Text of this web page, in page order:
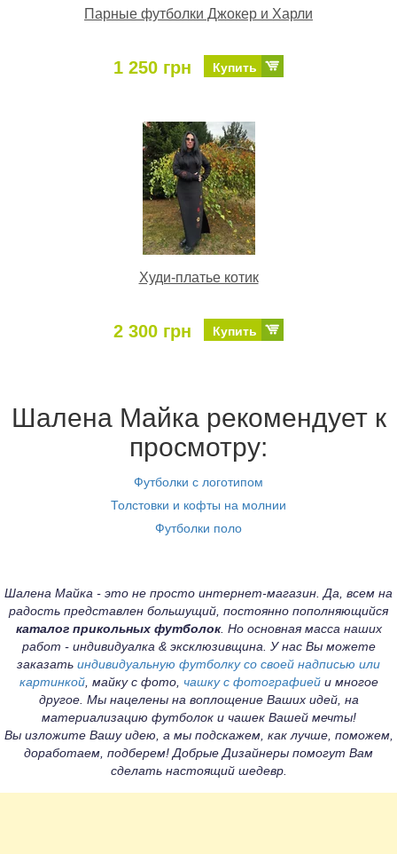
Парные футболки Джокер и Харли
1 250 грн Купить
Худи-платье котик
2 300 грн Купить
Шалена Майка рекомендует к
просмотру:
Футболки с логотипом
Толстовки и кофты на молнии
Футболки поло
Шалена Майка - это не просто интернет-магазин. Да, всем на
радость представлен большущий, постоянно пополняющийся
каталог прикольных футболок. Но основная масса наших
работ - индивидуалка & эксклюзивщина. У нас Вы можете
заказать индивидуальную футболку со своей надписью или
картинкой, майку с фото, чашку с фотографиейи многое
другое. Мы нацелены на воплощение Ваших идей, на
материализацию футболок и чашек Вашей мечты!
Вы изложите Вашу идею, а мы подскажем, как лучше, поможем,
доработаем, подберем! Добрые Дизайнеры помогут Вам
сделать настоящий шедевр.